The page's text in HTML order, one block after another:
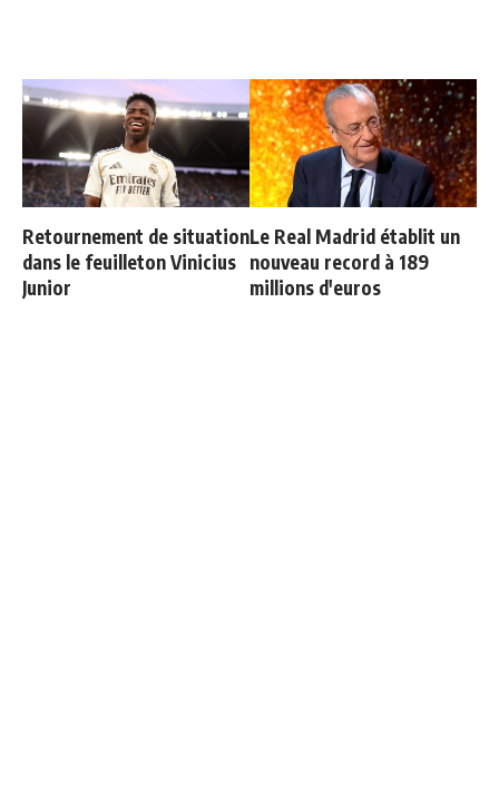
Retournement de situation
dans le feuilleton Vinicius
Junior
Le Real Madrid établit un
nouveau record à 189
millions d'euros